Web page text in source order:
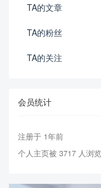
TA的文章
TA的粉丝
TA的关注
会员统计
注册于 1年前
个人主页被 3717 人浏览